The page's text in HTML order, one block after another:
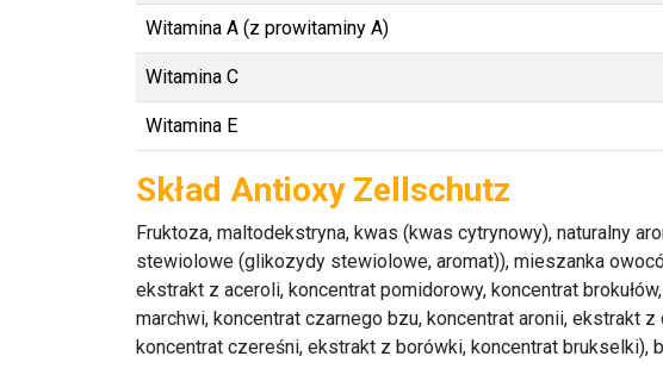
Witamina A (z prowitaminy A)
Witamina C
Witamina E
Skład Antioxy Zellschutz
Fruktoza, maltodekstryna, kwas (kwas cytrynowy), naturalny
stewiolowe (glikozydy stewiolowe, aromat)), mieszanka
ekstrakt z aceroli, koncentrat pomidorowy, koncentrat
marchwi, koncentrat czarnego bzu, koncentrat aronii, ekstrakt
koncentrat czereśni, ekstrakt z borówki, koncentrat